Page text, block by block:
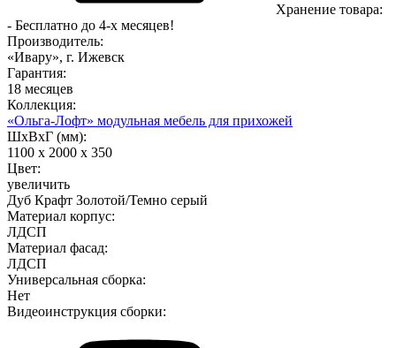
Хранение товара:
- Бесплатно до 4-х месяцев!
Производитель:
«Ивару», г. Ижевск
Гарантия:
18 месяцев
Коллекция:
«Ольга-Лофт» модульная мебель для прихожей
ШхВхГ (мм):
1100 х 2000 х 350
Цвет:
увеличить
Дуб Крафт Золотой/Темно серый
Материал корпус:
ЛДСП
Материал фасад:
ЛДСП
Универсальная сборка:
Нет
Видеоинструкция сборки: